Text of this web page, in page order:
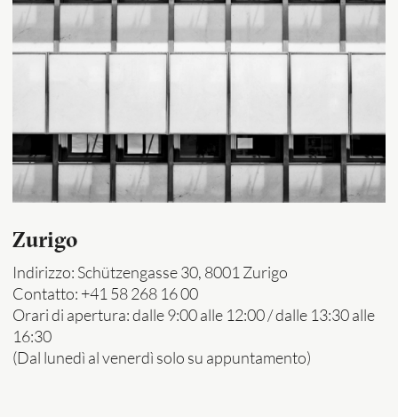
Zurigo
Indirizzo: Schützengasse 30, 8001 Zurigo
Contatto: +41 58 268 16 00
Orari di apertura: dalle 9:00 alle 12:00 / dalle 13:30 alle
16:30
​​​​​​​(Dal lunedì al venerdì solo su appuntamento)